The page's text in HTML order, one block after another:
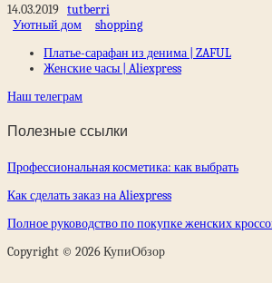
14.03.2019 tutberri
Уютный дом
shopping
Платье-сарафан из денима | ZAFUL
Женские часы | Aliexpress
Наш телеграм
Полезные ссылки
Профессиональная косметика: как выбрать
Как сделать заказ на Aliexpress
Полное руководство по покупке женских
Copyright © 2026 КупиОбзор